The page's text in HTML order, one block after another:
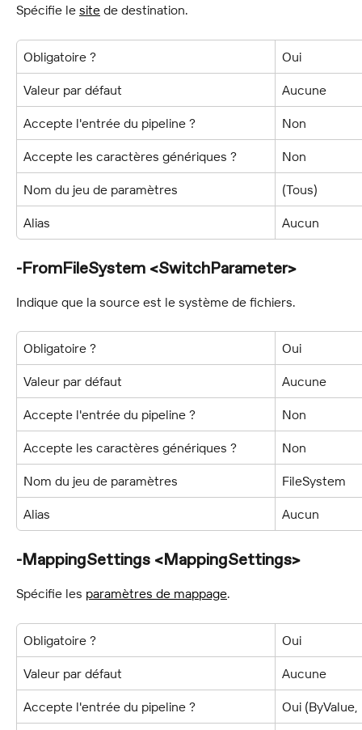
Spécifie le site de destination.
Obligatoire ? Oui
Valeur par défaut Aucune
Accepte l'entrée du pipeline ? Non
Accepte les caractères génériques ? Non
Nom du jeu de paramètres (Tous)
Alias Aucun
-FromFileSystem <SwitchParameter>
Indique que la source est le système de fichiers.
Obligatoire ? Oui
Valeur par défaut Aucune
Accepte l'entrée du pipeline ? Non
Accepte les caractères génériques ? Non
Nom du jeu de paramètres FileSystem
Alias Aucun
-MappingSettings <MappingSettings>
Spécifie les paramètres de mappage.
Obligatoire ? Oui
Valeur par défaut Aucune
Accepte l'entrée du pipeline ? Oui